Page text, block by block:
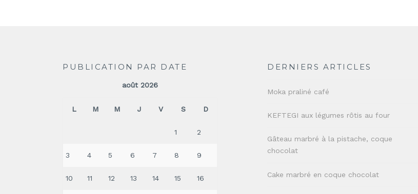
PUBLICATION PAR DATE
août 2026
L M M J V S D
1 2
3 4 5 6 7 8 9
10 11 12 13 14 15 16
DERNIERS ARTICLES
Moka praliné café
KEFTEGI aux légumes rôtis au four
Gâteau marbré à la pistache, coque
chocolat
Cake marbré en coque chocolat